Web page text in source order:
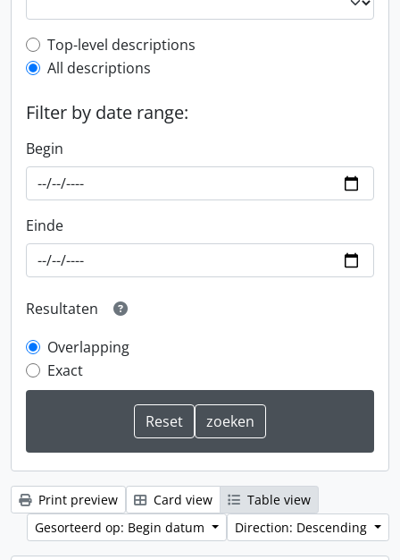
Top-level description filter
Top-level descriptions
All descriptions
Filter by date range:
Begin
Einde
Resultaten
Overlapping
Exact
Print preview Card view
Table view
Gesorteerd op: Begin datum
Direction: Descending